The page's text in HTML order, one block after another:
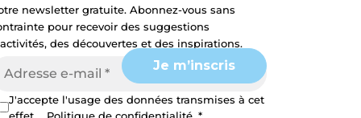
newsletter gratuite. Abonnez-vous sans
pour recevoir des suggestions
des découvertes et des inspirations.
J'accepte l'usage des données transmises à cet
effet.
Politique de confidentialité. *